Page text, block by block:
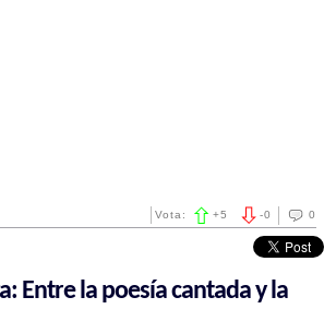
0
-0
Vota: +5
Entre la poesía cantada y la